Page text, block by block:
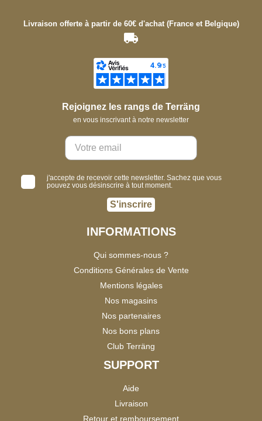
Livraison offerte à partir de 60€ d'achat (France et Belgique)
Rejoignez les rangs de Terräng
en vous inscrivant à notre newsletter
j'accepte de recevoir cette newsletter. Sachez que vous
pouvez vous désinscrire à tout moment.
S'inscrire
INFORMATIONS
Qui sommes-nous ?
Conditions Générales de Vente
Mentions légales
Nos magasins
Nos partenaires
Nos bons plans
Club Terräng
SUPPORT
Aide
Livraison
Retour et remboursement